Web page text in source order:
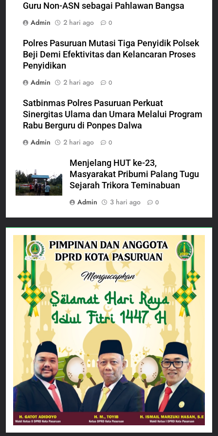
Guru Non-ASN sebagai Pahlawan Bangsa
Admin
2 hari ago 0
Polres Pasuruan Mutasi Tiga Penyidik Polsek
Beji Demi Efektivitas dan Kelancaran Proses
Penyidikan
Admin
2 hari ago 0
Satbinmas Polres Pasuruan Perkuat
Sinergitas Ulama dan Umara Melalui Program
Rabu Berguru di Ponpes Dalwa
Admin
2 hari ago 0
Menjelang HUT ke-23,
Masyarakat Pribumi Palang Tugu
Sejarah Trikora Teminabuan
Admin
3 hari ago 0